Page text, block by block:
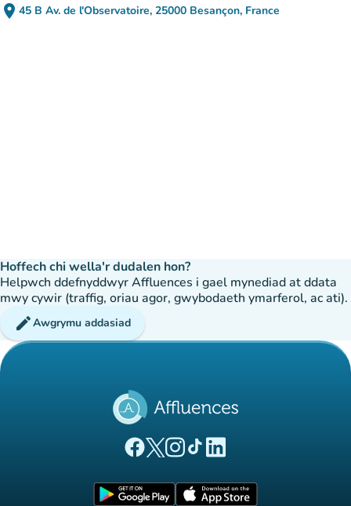
place 45 B Av. de l'Observatoire, 25000 Besançon, France
(agor yn Google Maps)
(tab newydd)
Hoffech chi wella'r dudalen hon?
Helpwch ddefnyddwyr Affluences i gael mynediad at ddata
mwy cywir (traffig, oriau agor, gwybodaeth ymarferol, ac ati).
editAwgrymu addasiad
(tab newydd)
(tab newydd)
(tab newydd)
(tab newydd)
(tab newydd)